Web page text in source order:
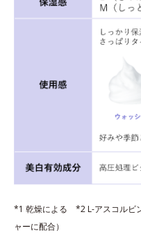
*1 乾燥による *2 L-アスコルビ
ャーに配合）